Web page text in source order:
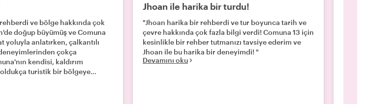
ve bölge hakkında çok
doğup büyümüş ve Comuna
yoluyla anlatırken, çalkantılı
çokça
kendisi, kaldırım
oldukça turistik bir bölgeye
Bölge, daha önce gördüğüm
Jhoan ile harika bir turdu!
"Jhoan harika bir rehberdi ve tur boyunca tarih ve
çevre hakkında çok fazla bilgi verdi! Comuna 13 için
kesinlikle bir rehber tutmanızı tavsiye ederim ve
Jhoan ile bu harika bir deneyimdi! "
Devamını oku